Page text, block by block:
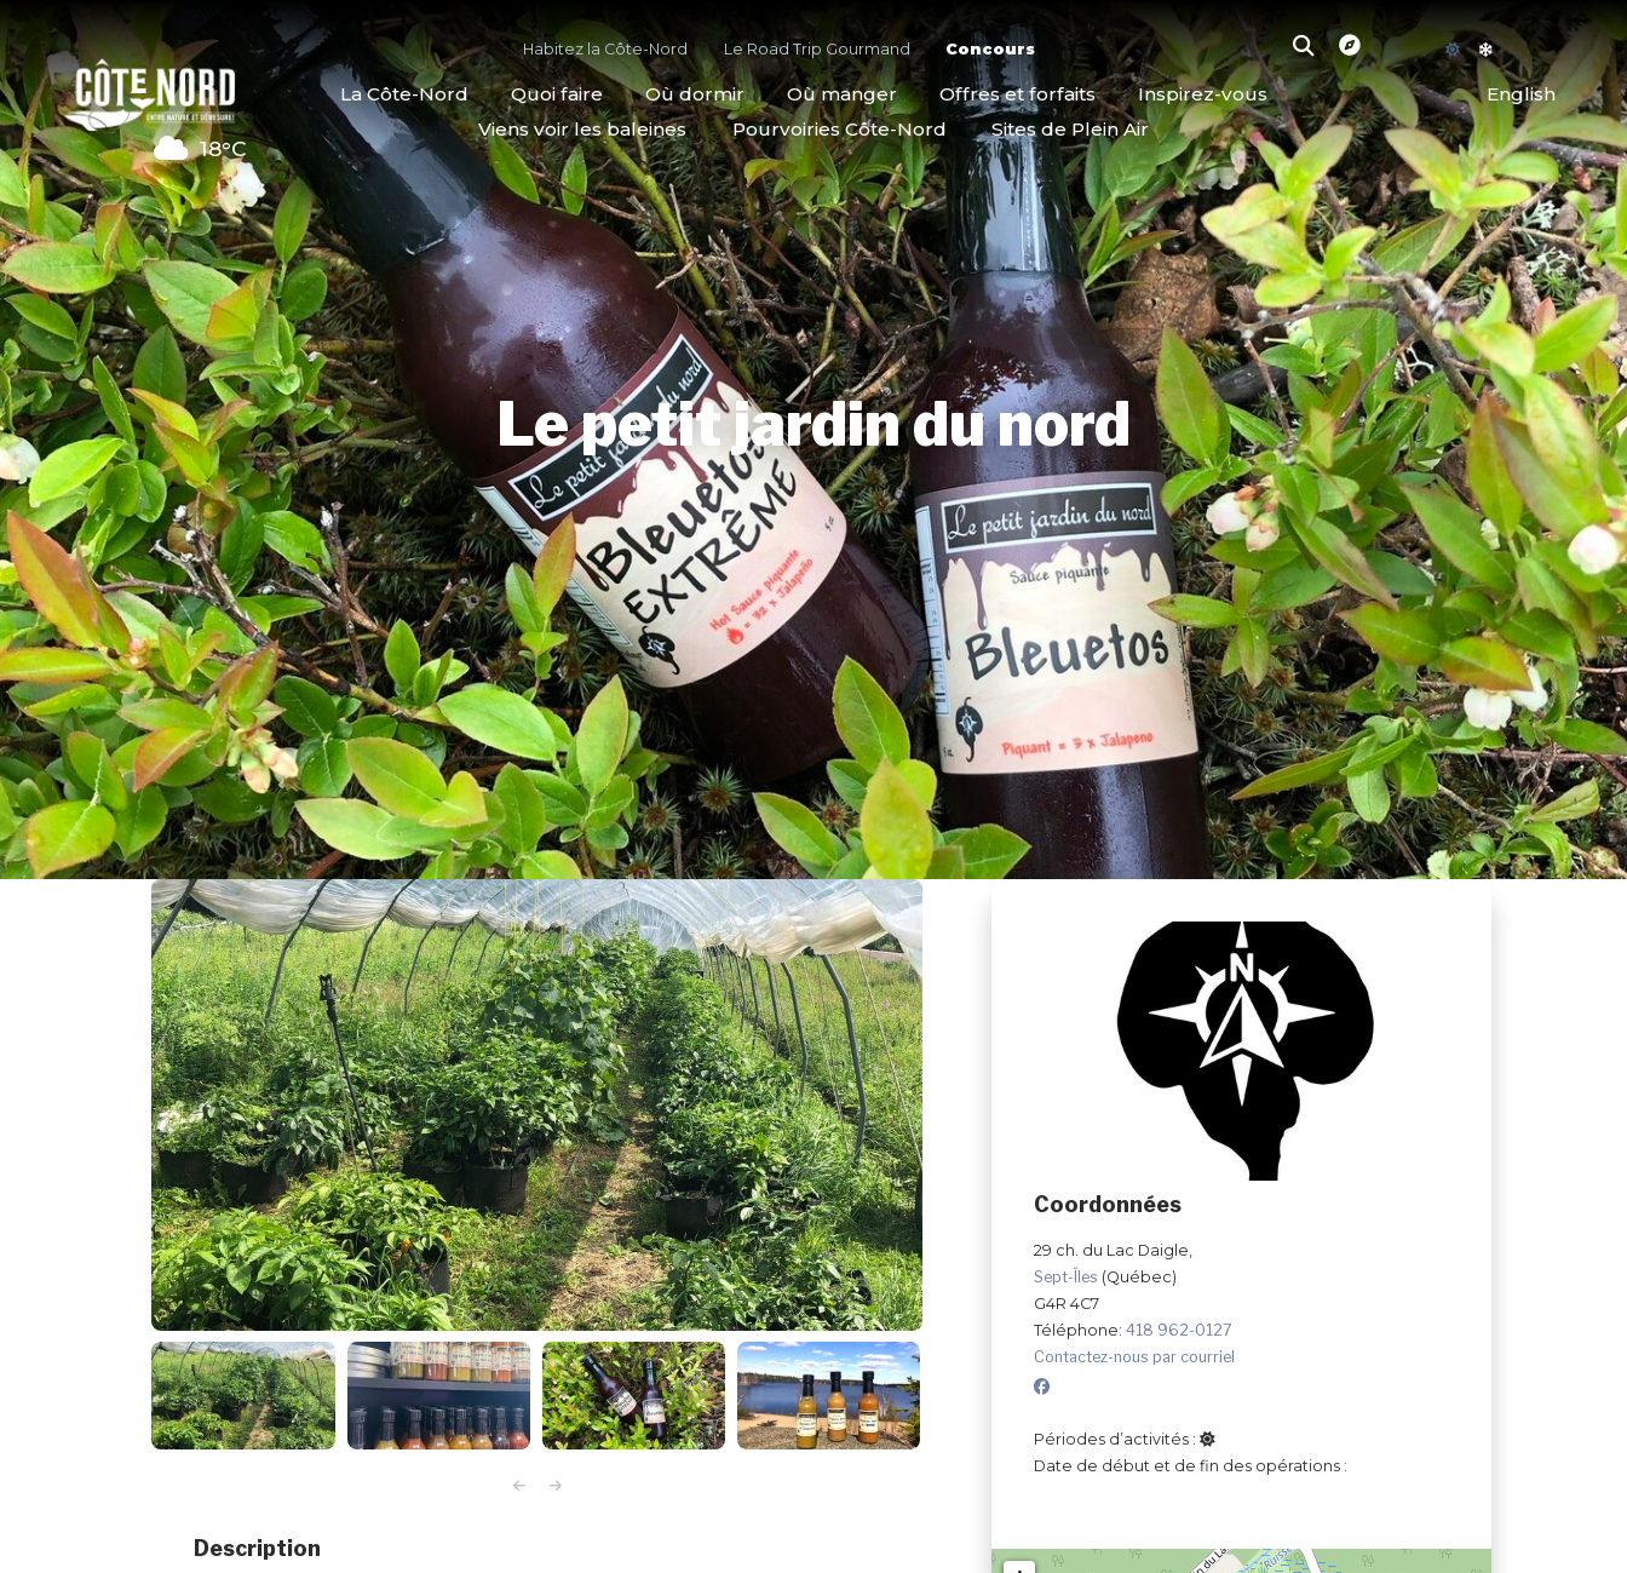
18°C
Habitez la Côte-Nord Le Road Trip Gourmand Concours
La Côte-Nord Quoi faire Où dormir Où manger Offres et forfaits Inspirez-vous
English
Viens voir les baleines
Pourvoiries Côte-Nord Sites de Plein Air
Le petit jardin du nord
Coordonnées
29 ch. du Lac Daigle,
Sept-Îles (Québec)
G4R 4C7
Téléphone: 418 962-0127
Contactez-nous par courriel
Périodes d’activités :
Date de début et de fin des opérations :
Description